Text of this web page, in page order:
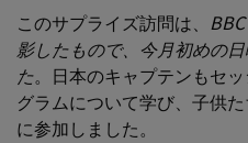
このサプライズ訪問は、
影したもので、今月初めの
た。日本のキャプテンもセ
グラムについて学び、子供
に参加しました。